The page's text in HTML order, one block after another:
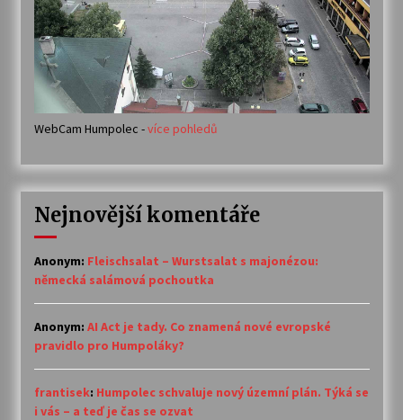
WebCam Humpolec -více pohledů
Nejnovější komentáře
Anonym: Fleischsalat – Wurstsalat s majonézou:
německá salámová pochoutka
Anonym: AI Act je tady. Co znamená nové evropské
pravidlo pro Humpoláky?
frantisek: Humpolec schvaluje nový územní plán. Týká se
i vás – a teď je čas se ozvat